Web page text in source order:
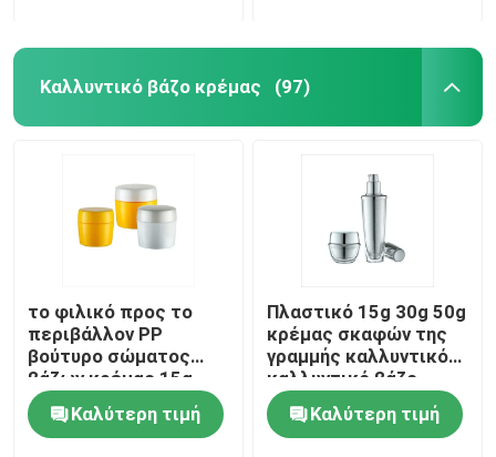
Καλλυντικό βάζο κρέμας (97)
το φιλικό προς το
περιβάλλον PP
βούτυρο σώματος
βάζων κρέμας 15g
30g 50g τρίβει τα
καλλυντικά βάζα
βάζων
Καλύτερη τιμή
Πλαστικό 15g 30g 50g
κρέμας σκαφών της
γραμμής καλλυντικό
καλλυντικό βάζο
κρέμας προσώπου
βάζωνΚαλύτερη τιμή